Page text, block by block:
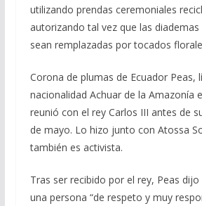
utilizando prendas ceremoniales
autorizando tal vez que las
sean remplazadas por tocados
Corona de plumas de Ecuador Peas,
nacionalidad Achuar de la Amazonía
reunió con el rey Carlos III antes de
de mayo. Lo hizo junto con Atossa
también es activista.
Tras ser recibido por el rey, Peas dijo
una persona “de respeto y muy